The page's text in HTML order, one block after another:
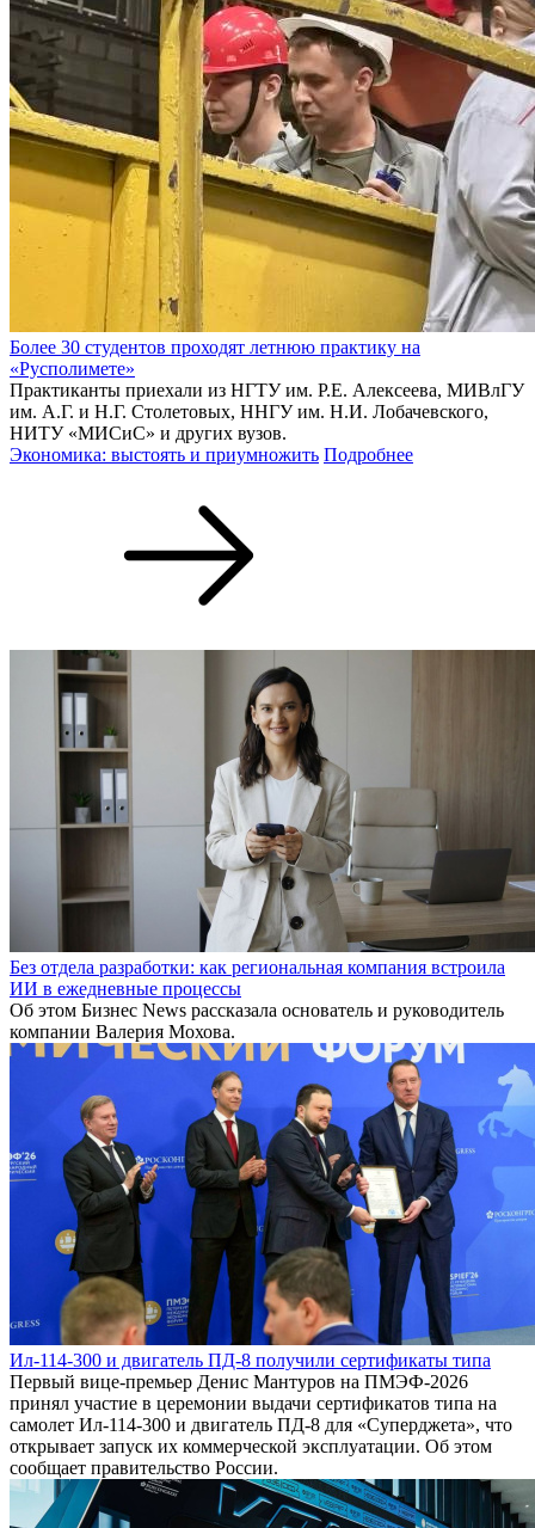
Более 30 студентов проходят летнюю практику на
«Русполимете»
Практиканты приехали из НГТУ им. Р.Е. Алексеева, МИВлГУ
им. А.Г. и Н.Г. Столетовых, ННГУ им. Н.И. Лобачевского,
НИТУ «МИСиС» и других вузов.
Экономика: выстоять и приумножить Подробнее
Без отдела разработки: как региональная компания встроила
ИИ в ежедневные процессы
Об этом Бизнес News рассказала основатель и руководитель
компании Валерия Мохова.
Ил-114-300 и двигатель ПД-8 получили сертификаты типа
Первый вице-премьер Денис Мантуров на ПМЭФ-2026
принял участие в церемонии выдачи сертификатов типа на
самолет Ил-114-300 и двигатель ПД-8 для «Суперджета», что
открывает запуск их коммерческой эксплуатации. Об этом
сообщает правительство России.